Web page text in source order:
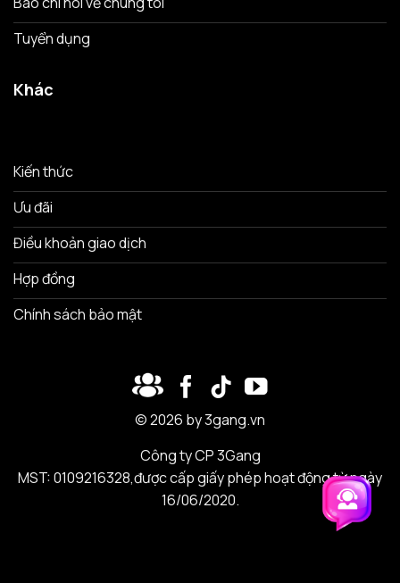
Tuyển dụng
Khác
Kiến thức
Ưu đãi
Điều khoản giao dịch
Hợp đồng
Chính sách bảo mật
© 2026 by 3gang.vn
Công ty CP 3Gang
MST: 0109216328,được cấp giấy phép hoạt động từ ngày
16/06/2020.